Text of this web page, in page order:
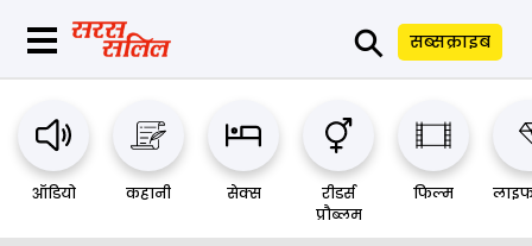
⚲ सब्सक्राइब
ऑडियो कहानी सेक्स
रीडर्स
प्रौब्लम
फिल्म